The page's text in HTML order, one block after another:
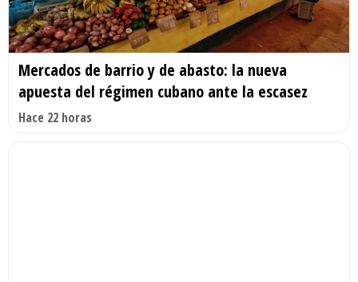
Mercados de barrio y de abasto: la nueva
apuesta del régimen cubano ante la escasez
Hace 22 horas